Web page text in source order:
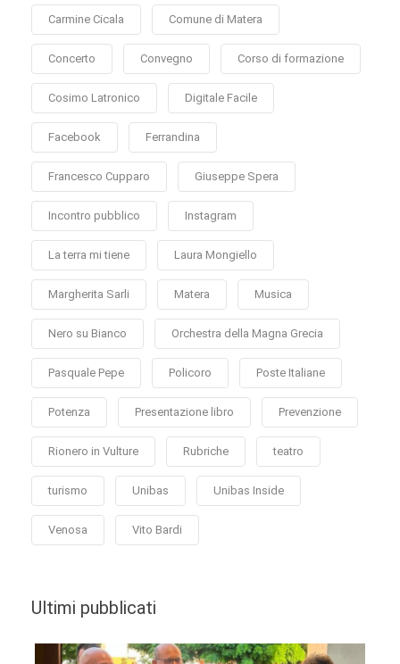
Carmine Cicala Comune di Matera
Concerto Convegno Corso di formazione
Cosimo Latronico Digitale Facile
Facebook Ferrandina
Francesco Cupparo Giuseppe Spera
Incontro pubblico Instagram
La terra mi tiene Laura Mongiello
Margherita Sarli Matera Musica
Nero su Bianco Orchestra della Magna Grecia
Pasquale Pepe Policoro Poste Italiane
Potenza Presentazione libro Prevenzione
Rionero in Vulture Rubriche teatro
turismo Unibas Unibas Inside
Venosa Vito Bardi
Ultimi pubblicati